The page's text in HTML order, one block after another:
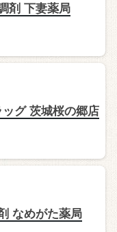
剤 下妻薬局
グ 茨城桜の郷店
なめがた薬局